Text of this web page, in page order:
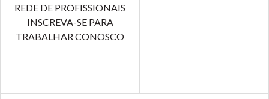
REDE DE PROFISSIONAIS
INSCREVA-SE PARA
TRABALHAR CONOSCO